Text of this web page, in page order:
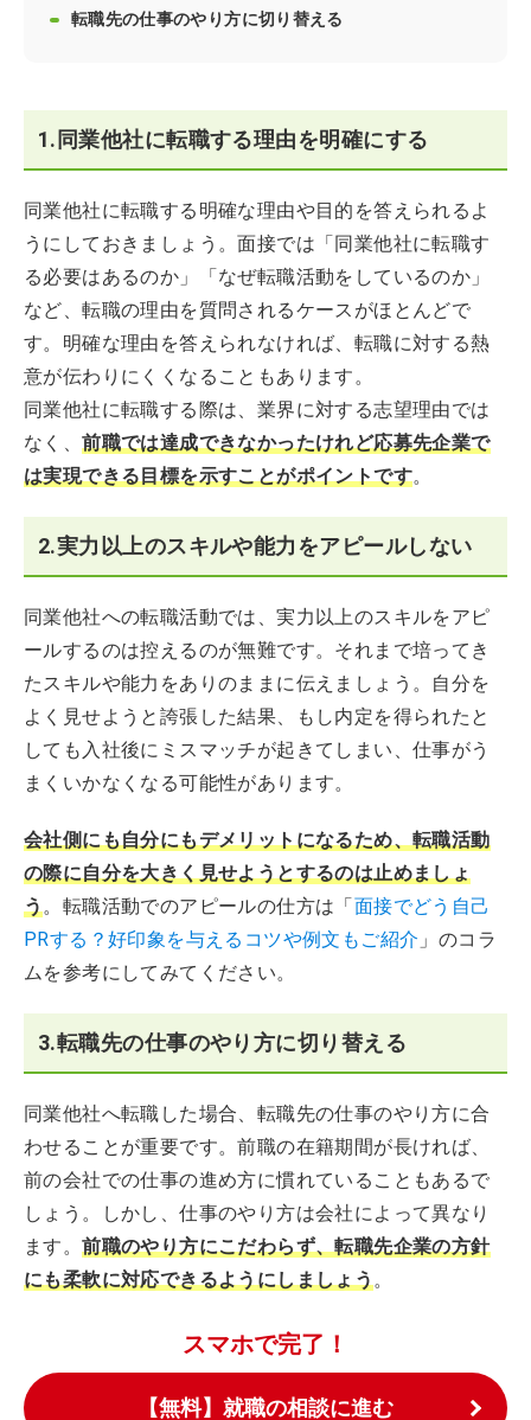
転職先の仕事のやり方に切り替える
1.同業他社に転職する理由を明確にする
同業他社に転職する明確な理由や目的を答えられるよ
うにしておきましょう。面接では「同業他社に転職す
る必要はあるのか」「なぜ転職活動をしているのか」
など、転職の理由を質問されるケースがほとんどで
す。明確な理由を答えられなければ、転職に対する熱
意が伝わりにくくなることもあります。
同業他社に転職する際は、業界に対する志望理由では
なく、前職では達成できなかったけれど応募先企業で
は実現できる目標を示すことがポイントです。
2.実力以上のスキルや能力をアピールしない
同業他社への転職活動では、実力以上のスキルをアピ
ールするのは控えるのが無難です。それまで培ってき
たスキルや能力をありのままに伝えましょう。自分を
よく見せようと誇張した結果、もし内定を得られたと
しても入社後にミスマッチが起きてしまい、仕事がう
まくいかなくなる可能性があります。
会社側にも自分にもデメリットになるため、転職活動
の際に自分を大きく見せようとするのは止めましょ
う。転職活動でのアピールの仕方は「面接でどう自己
PRする？好印象を与えるコツや例文もご紹介 」のコラ
ムを参考にしてみてください。
3.転職先の仕事のやり方に切り替える
同業他社へ転職した場合、転職先の仕事のやり方に合
わせることが重要です。前職の在籍期間が長ければ、
前の会社での仕事の進め方に慣れていることもあるで
しょう。しかし、仕事のやり方は会社によって異なり
ます。前職のやり方にこだわらず、転職先企業の方針
にも柔軟に対応できるようにしましょう。
スマホで完了！
【無料】就職の相談に進む